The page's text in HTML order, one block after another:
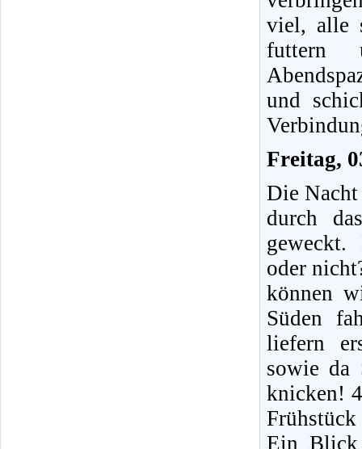
viel, alle
futtern
und
Freitag,
Die
durch
geweckt.
oder
können
Süden
liefern
sowie da
knicken!
Ein Blick